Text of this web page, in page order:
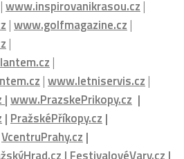
|www.inspirovanikrasou.cz|
|www.golfmagazine.cz|
|
|
|www.letniservis.cz|
|www.PrazskePrikopy.cz |
|PražskéPříkopy.cz|
VcentruPrahy.cz|